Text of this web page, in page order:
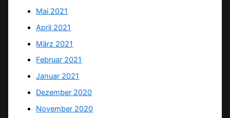
Mai 2021
April 2021
März 2021
Februar 2021
Januar 2021
Dezember 2020
November 2020